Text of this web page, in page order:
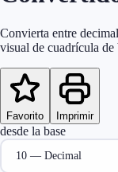
Convierta entre
visual de cuadrícula de
Favorito Imprimir
desde la base